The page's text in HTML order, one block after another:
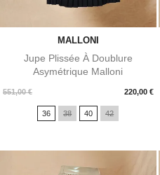
MALLONI
Jupe Plissée À Doublure
Asymétrique Malloni
551,00 € 220,00 €
Prix
36 38 40 42